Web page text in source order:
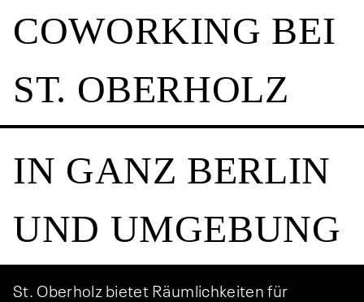
COWORKING BEI
ST. OBERHOLZ
IN GANZ BERLIN
UND UMGEBUNG
St. Oberholz bietet Räumlichkeiten für